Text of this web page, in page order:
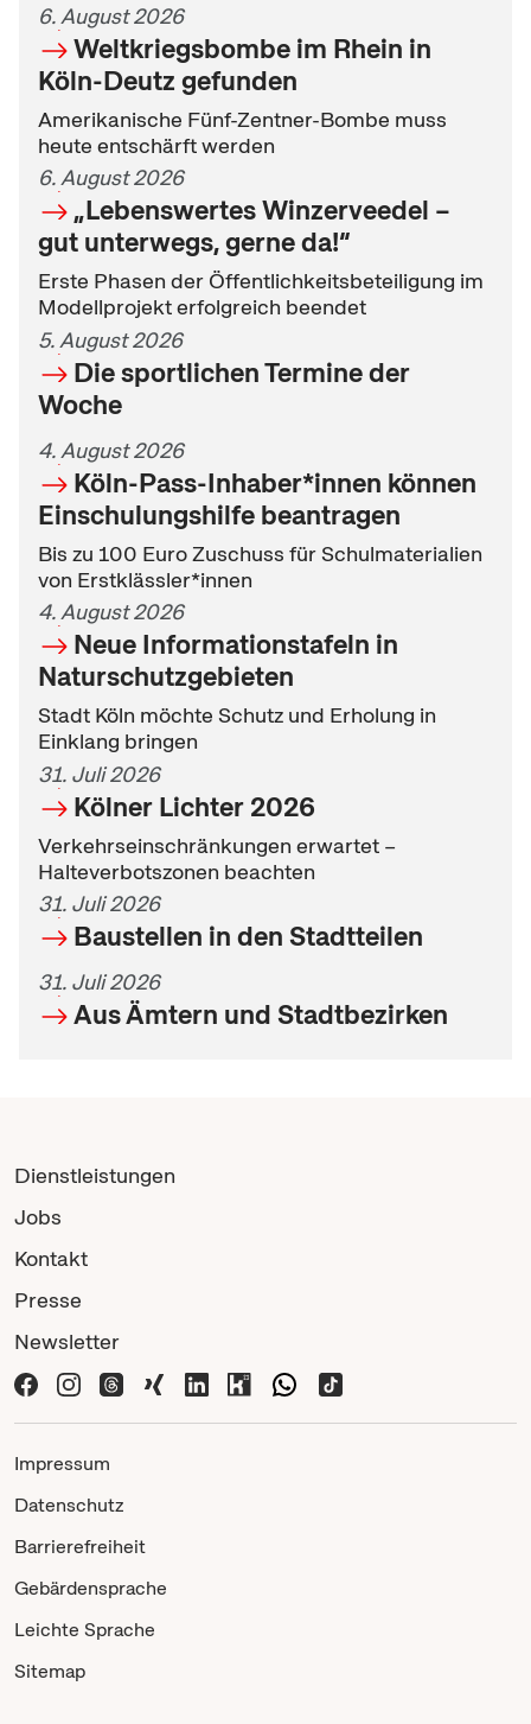
6. August 2026
Weltkriegsbombe im Rhein in
Köln-Deutz gefunden
Amerikanische Fünf-Zentner-Bombe muss
heute entschärft werden
6. August 2026
„Lebenswertes Winzerveedel –
gut unterwegs, gerne da!“
Erste Phasen der Öffentlichkeitsbeteiligung im
Modellprojekt erfolgreich beendet
5. August 2026
Die sportlichen Termine der
Woche
4. August 2026
Köln-Pass-Inhaber*innen können
Einschulungshilfe beantragen
Bis zu 100 Euro Zuschuss für Schulmaterialien
von Erstklässler*innen
4. August 2026
Neue Informationstafeln in
Naturschutzgebieten
Stadt Köln möchte Schutz und Erholung in
Einklang bringen
31. Juli 2026
Kölner Lichter 2026
Verkehrseinschränkungen erwartet –
Halteverbotszonen beachten
31. Juli 2026
Baustellen in den Stadtteilen
31. Juli 2026
Aus Ämtern und Stadtbezirken
Dienstleistungen
Jobs
Kontakt
Presse
Newsletter
Impressum
Datenschutz
Barrierefreiheit
Gebärdensprache
Leichte Sprache
Sitemap